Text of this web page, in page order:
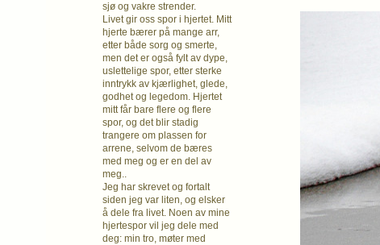
sjø og vakre strender.
Livet gir oss spor i hjertet. Mitt
hjerte bærer på mange arr,
etter både sorg og smerte,
men det er også fylt av dype,
uslettelige spor, etter sterke
inntrykk av kjærlighet, glede,
godhet og legedom. Hjertet
mitt får bare flere og flere
spor, og det blir stadig
trangere om plassen for
arrene, selvom de bæres
med meg og er en del av
meg..
Jeg har skrevet og fortalt
siden jeg var liten, og elsker
å dele fra livet. Noen av mine
hjertespor vil jeg dele med
deg: min tro, møter med